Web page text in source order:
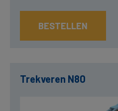
BESTELLEN
Trekveren N80